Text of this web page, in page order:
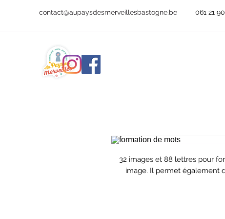
contact@aupaysdesmerveillesbastogne.be 061 21
32 images et 88 lettres pour
image. Il permet également